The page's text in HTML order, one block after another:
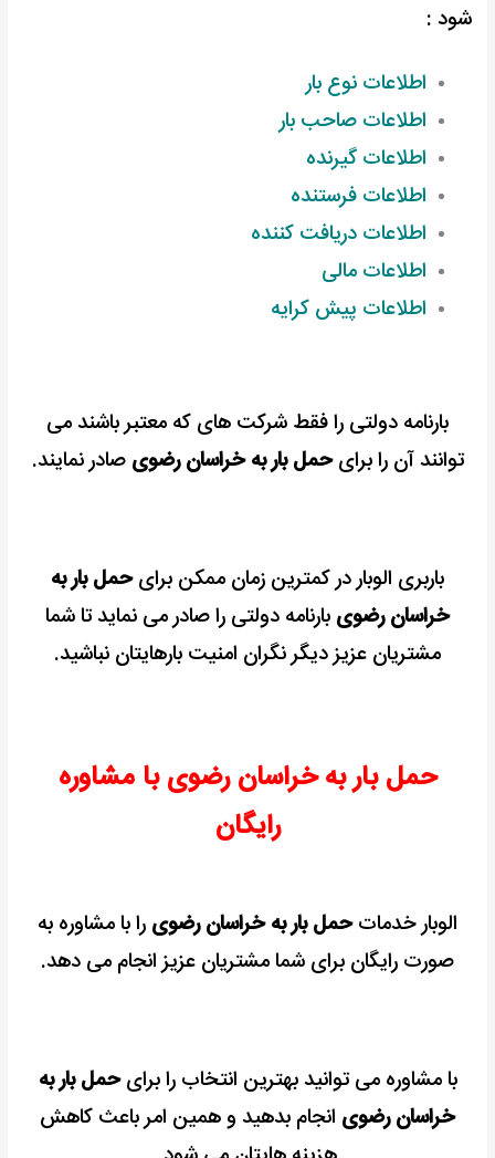
شود :
اطلاعات نوع بار
اطلاعات صاحب بار
اطلاعات گیرنده
اطلاعات فرستنده
اطلاعات دریافت کننده
اطلاعات مالی
اطلاعات پیش کرایه
بارنامه دولتی را فقط شرکت های که معتبر باشند می
توانند آن را برایحمل بار به خراسان رضوی صادر نمایند.
باربری الوبار در کمترین زمان ممکن برایحمل بار به
خراسان رضوی بارنامه دولتی را صادر می نماید تا شما
مشتریان عزیز دیگر نگران امنیت بارهایتان نباشید.
حمل بار به خراسان رضوی با مشاوره
رایگان
الوبار خدماتحمل بار به خراسان رضوی را با مشاوره به
صورت رایگان برای شما مشتریان عزیز انجام می دهد.
با مشاوره می توانید بهترین انتخاب را برایحمل بار به
خراسان رضوی انجام بدهید و همین امر باعث کاهش